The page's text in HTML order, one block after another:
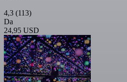
4,3 (113)
Da
24,95 USD